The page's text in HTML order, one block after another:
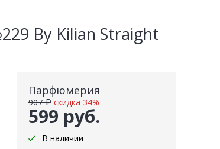
By Kilian Straight
Парфюмерия
599 руб.
907 ₽ скидка 34%
В наличии